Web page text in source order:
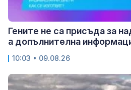
Гените не са присъда за
а допълнителна
10:03 • 09.08.26